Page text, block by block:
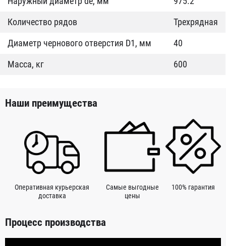
Количество рядов
Трехрядная
Диаметр чернового отверстия D1, мм
40
Масса, кг
600
Наши преимущества
Оперативная курьерская
доставка
Самые выгодные
цены
100% гарантия
Процесс производства